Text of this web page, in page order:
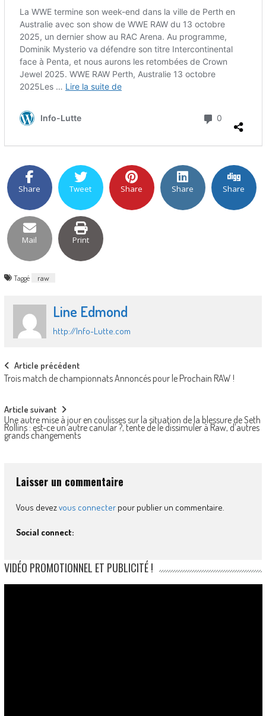
Share Tweet Share Share Share
Mail Print
Taggé raw
Line Edmond
http://Info-Lutte.com
Post
navigation
Article précédent
Trois match de championnats Annoncés pour le Prochain RAW !
Article suivant
Une autre mise à jour en coulisses sur la situation de la blessure de Seth
Rollins : est-ce un autre canular ?, tente de le dissimuler à Raw, d’autres
grands changements
Laisser un commentaire
Vous devezvous connecterpour publier un commentaire.
Social connect:
VIDÉO PROMOTIONNEL ET PUBLICITÉ !